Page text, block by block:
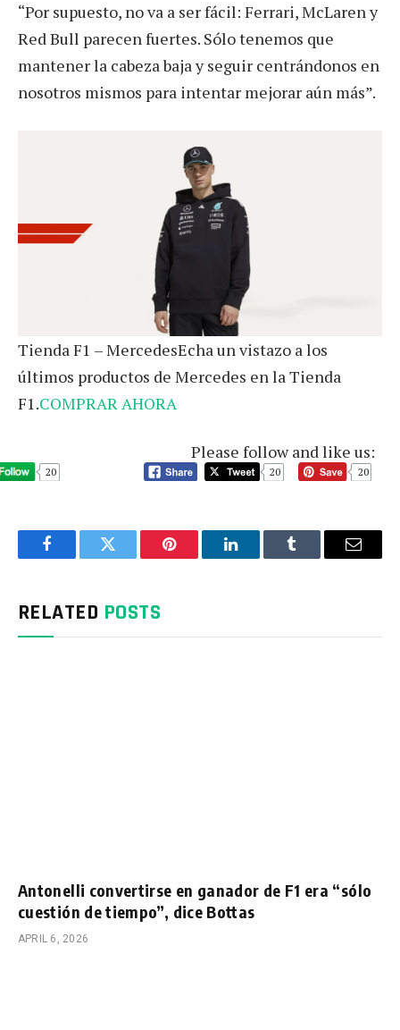
“Por supuesto, no va a ser fácil: Ferrari, McLaren y
Red Bull parecen fuertes. Sólo tenemos que
mantener la cabeza baja y seguir centrándonos en
nosotros mismos para intentar mejorar aún más”.
Tienda F1 – MercedesEcha un vistazo a los
últimos productos de Mercedes en la Tienda
F1.COMPRAR AHORA
Please follow and like us:
20 20 20
FacebookTwitter Pinterest LinkedInTumblr Email
RELATED POSTS
Antonelli convertirse en ganador de F1 era “sólo
cuestión de tiempo”, dice Bottas
APRIL 6, 2026